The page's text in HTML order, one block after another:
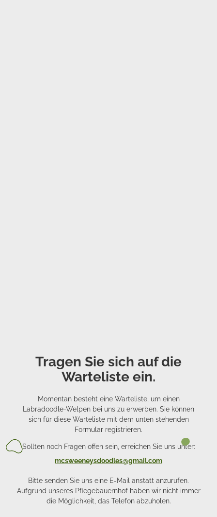
Tragen Sie sich auf die
Warteliste ein.
Momentan besteht eine Warteliste, um einen
Labradoodle-Welpen bei uns zu erwerben. Sie können
sich für diese Warteliste mit dem unten stehenden
Formular registrieren.
Sollten noch Fragen offen sein, erreichen Sie uns unter:
mcsweeneysdoodles@gmail.com
Bitte senden Sie uns eine E-Mail anstatt anzurufen.
Aufgrund unseres Pflegebauernhof haben wir nicht immer
die Möglichkeit, das Telefon abzuholen.